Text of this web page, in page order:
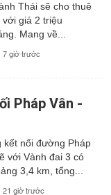
Thái sẽ cho thuê
giá 2 triệu
Mang về...
7 giờ trước
Pháp Vân -
kết nối đường Pháp
với Vành đai 3 có
3,4 km, tổng...
21 giờ trước